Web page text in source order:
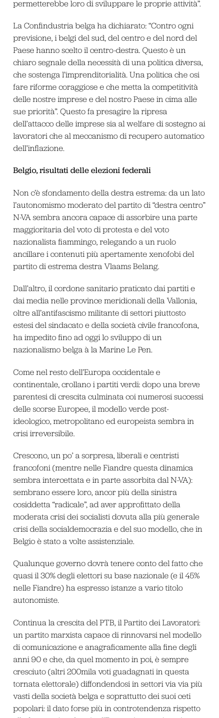
permetterebbe loro di sviluppare le proprie attività”.
La Confindustria belga ha dichiarato: “Contro ogni
previsione, i belgi del sud, del centro e del nord del
Paese hanno scelto il centro-destra. Questo è un
chiaro segnale della necessità di una politica diversa,
che sostenga l’imprenditorialità. Una politica che osi
fare riforme coraggiose e che metta la competitività
delle nostre imprese e del nostro Paese in cima alle
sue priorità”. Questo fa presagire la ripresa
dell’attacco delle imprese sia al welfare di sostegno ai
lavoratori che al meccanismo di recupero automatico
dell’inflazione.
Belgio, risultati delle elezioni federali
Non c’è sfondamento della destra estrema: da un lato
l’autonomismo moderato del partito di “destra centro”
N-VA sembra ancora capace di assorbire una parte
maggioritaria del voto di protesta e del voto
nazionalista fiammingo, relegando a un ruolo
ancillare i contenuti più apertamente xenofobi del
partito di estrema destra Vlaams Belang.
Dall’altro, il cordone sanitario praticato dai partiti e
dai media nelle province meridionali della Vallonia,
oltre all’antifascismo militante di settori piuttosto
estesi del sindacato e della società civile francofona,
ha impedito fino ad oggi lo sviluppo di un
nazionalismo belga à la Marine Le Pen.
Come nel resto dell’Europa occidentale e
continentale, crollano i partiti verdi: dopo una breve
parentesi di crescita culminata coi numerosi successi
delle scorse Europee, il modello verde post-
ideologico, metropolitano ed europeista sembra in
crisi irreversibile.
Crescono, un po’ a sorpresa, liberali e centristi
francofoni (mentre nelle Fiandre questa dinamica
sembra intercettata e in parte assorbita dal N-VA):
sembrano essere loro, ancor più della sinistra
cosiddetta “radicale”, ad aver approfittato della
moderata crisi dei socialisti dovuta alla più generale
crisi della socialdemocrazia e del suo modello, che in
Belgio è stato a volte assistenziale.
Qualunque governo dovrà tenere conto del fatto che
quasi il 30% degli elettori su base nazionale (e il 45%
nelle Fiandre) ha espresso istanze a vario titolo
autonomiste.
Continua la crescita del PTB, il Partito dei Lavoratori:
un partito marxista capace di rinnovarsi nel modello
di comunicazione e anagraficamente alla fine degli
anni 90 e che, da quel momento in poi, è sempre
cresciuto (altri 200mila voti guadagnati in questa
tornata elettorale) diffondendosi in settori via via più
vasti della società belga e soprattutto dei suoi ceti
popolari: il dato forse più in controtendenza rispetto